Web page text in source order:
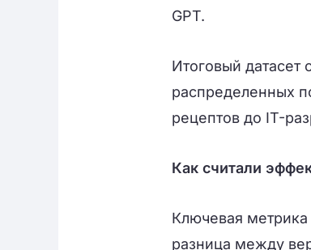
GPT.
Итоговый датасет
распределенных
рецептов до IT-
Как считали
Ключевая
разница между